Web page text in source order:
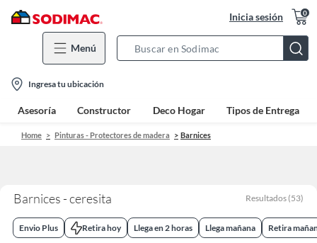
Inicia sesión 0
Menú
Bar
location-
icon
Ingresa tu ubicación
Asesoría Constructor Deco Hogar Tipos de Entrega
Home Pinturas - Protectores de madera Barnices
Barnices - ceresita Resultados (53)
Envio Plus Retira hoy Llega en 2 horas Llega mañana Retira